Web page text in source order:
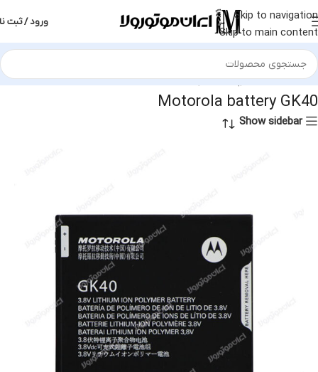
Skip to navigation
Skip to main content
ورود / ثبت
خانه محصولات برچسب خورده “Motorola battery GK40”
Motorola battery GK40
Show sidebar